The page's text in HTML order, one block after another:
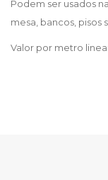
Podem ser usados
mesa, bancos, pisos
Valor por metro